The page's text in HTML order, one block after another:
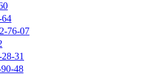
64
76-07
31
48